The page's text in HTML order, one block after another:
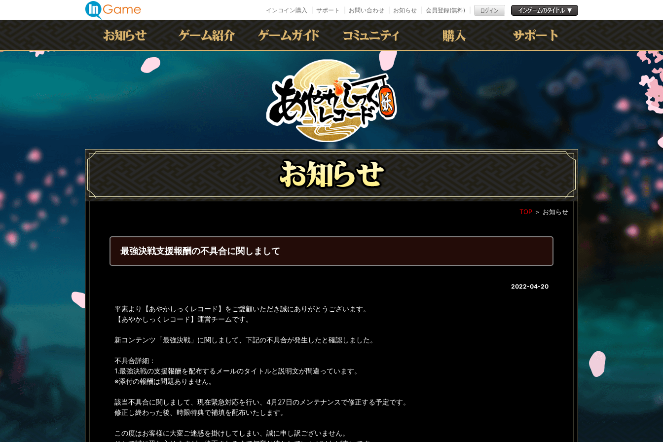
インコイン購入 サポート お問い合わせ お知らせ 会員登録(無料)
イベント 利用規約
ﾌﾟﾗｲﾊﾞｼｰﾎﾟﾘｼｰ
TOP ＞ お知らせ
最強決戦支援報酬の不具合に関しまして
2022-04-20
平素より【あやかしっくレコード】をご愛顧いただき誠にありがとうございます。
【あやかしっくレコード】運営チームです。
新コンテンツ「最強決戦」に関しまして、下記の不具合が発生したと確認しました。
不具合詳細：
1.最強決戦の支援報酬を配布するメールのタイトルと説明文が間違っています。
※添付の報酬は問題ありません。
該当不具合に関しまして、現在緊急対応を行い、4月27日のメンテナンスで修正する予定です。
修正し終わった後、時限特典で補填を配布いたします。
この度はお客様に大変ご迷惑を掛けしてしまい、誠に申し訳ございません。